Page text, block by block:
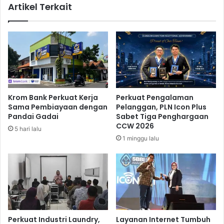
e
a
S
e
m
b
a
k
P
n
s
i
P
n
u
u
a
e
a
l
i
Artikel Terkait
Krom Bank Perkuat Kerja
Sama Pembiayaan dengan
Pandai Gadai
5 hari lalu
Perkuat Pengalaman
Pelanggan, PLN Icon Plus
Sabet Tiga Penghargaan
CCW 2026
1 minggu lalu
Perkuat Industri Laundry,
Layanan Internet Tumbuh